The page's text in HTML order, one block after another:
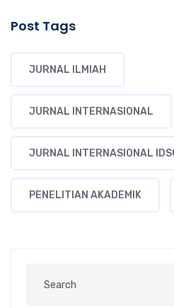
Post Tags
JURNAL ILMIAH
JURNAL INTERNASIONAL
JURNAL INTERNASIONAL
PENELITIAN AKADEMIK